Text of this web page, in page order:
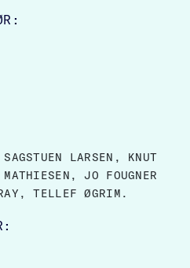
LARSEN, KNUT
JO FOUGNER
TELLEF ØGRIM.